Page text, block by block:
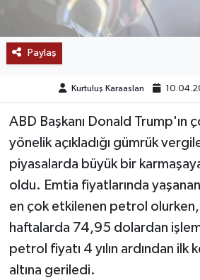
Paylaş
Kurtuluş Karaaslan
ABD Başkanı Donald Trump'ın
yönelik açıkladığı gümrük
piyasalarda büyük bir
oldu. Emtia fiyatlarında
en çok etkilenen petrol
haftalarda 74,95 dolardan
petrol fiyatı 4 yılın ardından ilk
altına geriledi.
POPÜLER
DÜNYA
TREND
MEDYA
OTOMOTİV
TEKNOLOJİ
YAŞAM
KÜLTÜR SANAT